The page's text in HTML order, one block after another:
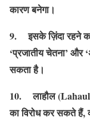
कारण बनेगा।
9. इसके ज़िंदा रहने का
‘प्रजातीय चेतना’ और
सकता है।
10. लाहौल (Lahaul
का विरोध कर सकते हैं,